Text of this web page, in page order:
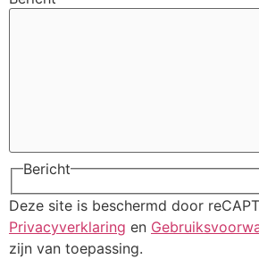
Bericht
Deze site is beschermd door
Privacyverklaring en
zijn van toepassing.